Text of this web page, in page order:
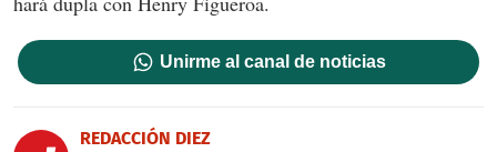
Unirme al canal de noticias
REDACCIÓN DIEZ